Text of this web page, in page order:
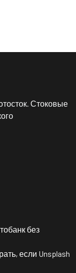
Стоковые
без
если Unsplash